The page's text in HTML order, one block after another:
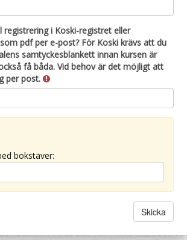
registrering i Koski-registret eller
pdf per e-post? För Koski krävs att du
samtyckesblankett innan kursen är
få båda. Vid behov är det möjligt att
per post.
bokstäver: